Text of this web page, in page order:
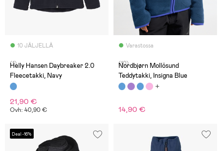
10 JÄLJELLÄ
(1)
Helly Hansen Daybreaker 2.0
Fleecetakki, Navy
21,90 €
Ovh: 40,90 €
Varastossa
(10)
Nordbjørn Mollösund
Teddytakki, Insigna Blue
14,90 €
Deal -16%